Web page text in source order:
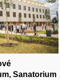
Sanatorium